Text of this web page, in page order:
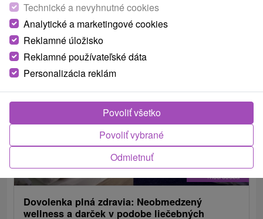
TOP - NAJPREDÁVANEJŠIE NAJLACNEJŠIE
od73,-€
/noc/osoba
Dovolenka plná zdravia: Neobmedzený
wellness a darček v podobe liečebných
Technické a nevyhnutné cookies
Analytické a marketingové cookies
Reklamné úložisko
Reklamné používateľské dáta
Personalizácia reklám
Odmietnuť
Povoliť vybrané
Povoliť všetko